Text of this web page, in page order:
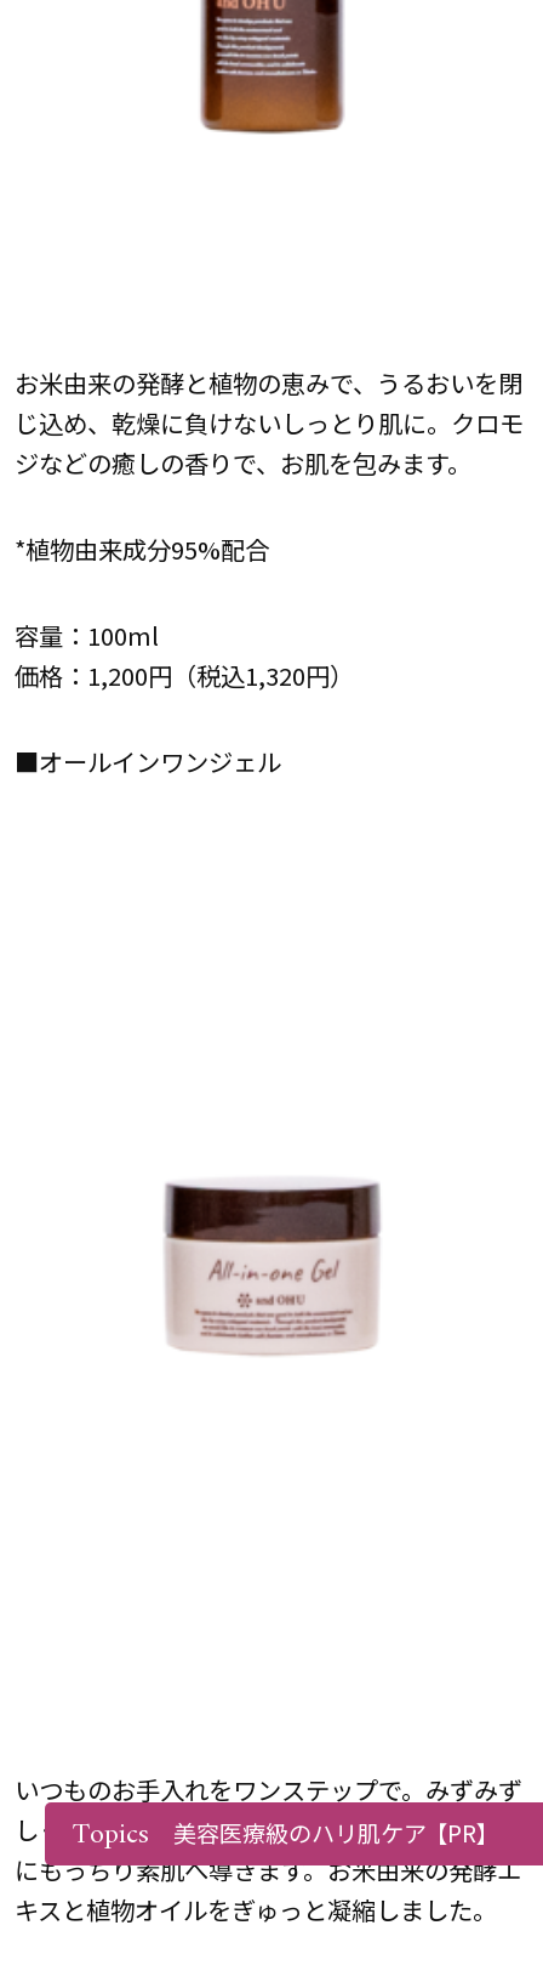
お米由来の発酵と植物の恵みで、うるおいを閉
じ込め、乾燥に負けないしっとり肌に。クロモ
ジなどの癒しの香りで、お肌を包みます。
*植物由来成分95%配合
容量：100ml
価格：1,200円（税込1,320円）
■オールインワンジェル
いつものお手入れをワンステップで。みずみず
しくて軽やかなつけ心地ながら、あっという間
にもっちり素肌へ導きます。お米由来の発酵エ
キスと植物オイルをぎゅっと凝縮しました。
Topics 美容医療級のハリ肌ケア【PR】